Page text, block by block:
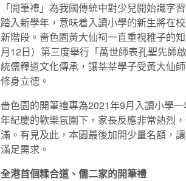
「開筆禮」為我國傳統中對少兒開始識字
踏入新學年，意味着入讀小學的新生將在
新階段。嗇色園黃大仙祠一直重視稚子的
月12日）第三度舉行「萬世師表孔聖先師
統儒釋道文化傳承，讓莘莘學子受黃大仙
修身立德。
嗇色園的開筆禮專為2021年9月入讀小學
年紀慶的歡樂氛圍下，家長反應非常熱烈
滿。有見及此，本園最後加開少量名額，
滿足需求。
全港首個糅合道、儒二家的開筆禮